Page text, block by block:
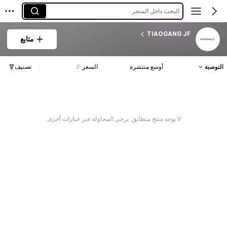
البحث داخل المتجر
TIAOGANG JF
متابع
التوصية أوسع منتشرة السعر تصنيف
لا يوجد منتج متطابق. يرجى المحاولة عبر خيارات أخرى.